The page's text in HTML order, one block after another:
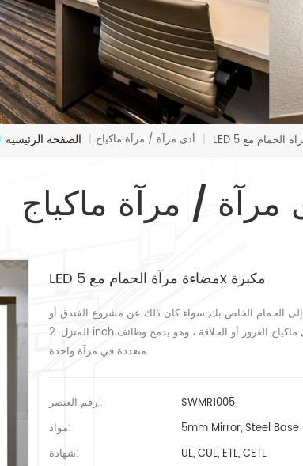
الصفحة الرئيسية | أدى مرآة / مرآة ماكياج |
مرآة / مرآة ماكياج
LED مضاءة مرآة الحمام مع 5x مكبرة
الحمام الخاص بك, سواء كان ذلك عن مشروع الفندق أو
المنزل. 2 inch عرض مصدر الضوء هو موردن, بسيطة وموجزة. 5 مرات التكبير مثالية التجميل ماكياج الغرور أو الحلاقة ، وهو يدمج وظائف
متعددة في مرآة واحدة.
رقم العنصر.:
SWMR1005
مواد:
5mm Mirror, Steel Base
شهادة:
UL, CUL, ETL, CETL